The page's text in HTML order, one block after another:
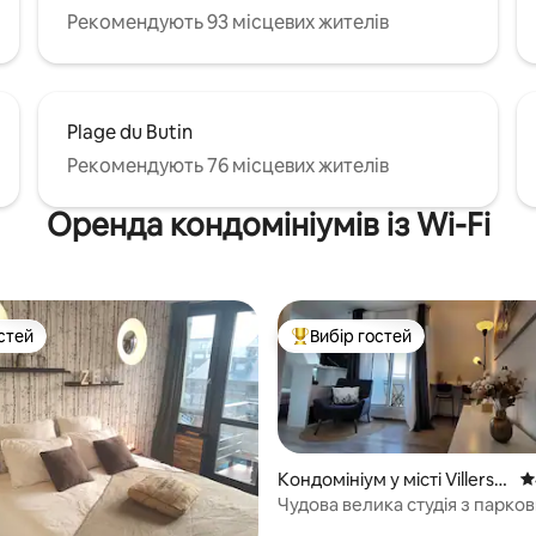
Рекомендують 93 місцевих жителів
Plage du Butin
Рекомендують 76 місцевих жителів
Оренда кондомініумів із Wi-Fi
Топ вибір гостей
Вибір гостей
Кондомініум у місті Villers-s
ur-Mer
Чудова велика студія з